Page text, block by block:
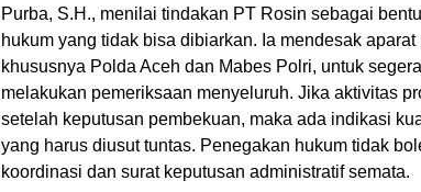
Purba, S.H., menilai tindakan PT Rosin sebagai
hukum yang tidak bisa dibiarkan. Ia mendesak
khususnya Polda Aceh dan Mabes Polri, untuk
melakukan pemeriksaan menyeluruh. Jika aktivitas
setelah keputusan pembekuan, maka ada indikasi
yang harus diusut tuntas. Penegakan hukum tidak
koordinasi dan surat keputusan administratif semata.